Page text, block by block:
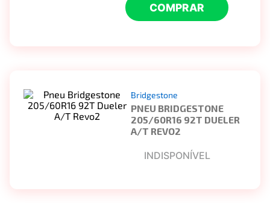
COMPRAR
Bridgestone
PNEU BRIDGESTONE
205/60R16 92T DUELER
A/T REVO2
INDISPONÍVEL